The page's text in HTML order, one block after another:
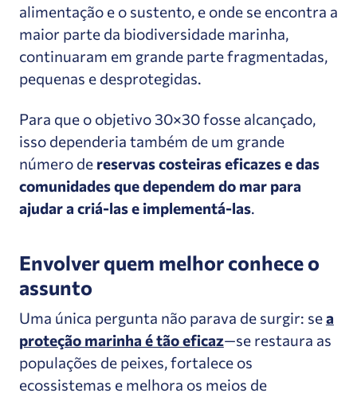
alimentação e o sustento, e onde se encontra a
maior parte da biodiversidade marinha,
continuaram em grande parte fragmentadas,
pequenas e desprotegidas.
Para que o objetivo 30×30 fosse alcançado,
isso dependeria também de um grande
número de reservas costeiras eficazese das
comunidades que dependem do mar para
ajudar a criá-las e implementá-las.
Envolver quem melhor conhece o
assunto
Uma única pergunta não parava de surgir: sea
proteção marinha é tão eficaz—se restaura as
populações de peixes, fortalece os
ecossistemas e melhora os meios de